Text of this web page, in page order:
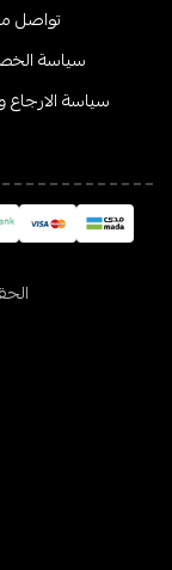
تواصل
سياسة
سياسة الارجاع